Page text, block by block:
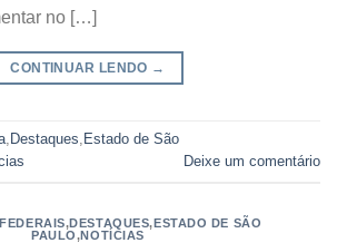
no […]
CONTINUAR LENDO →
, Destaques, Estado de São
Deixe um comentário
,DESTAQUES,ESTADO DE SÃO
PAULO,NOTÍCIAS